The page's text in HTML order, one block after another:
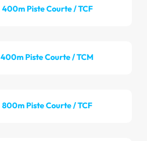
400m Piste Courte / TCF
400m Piste Courte / TCM
800m Piste Courte / TCF